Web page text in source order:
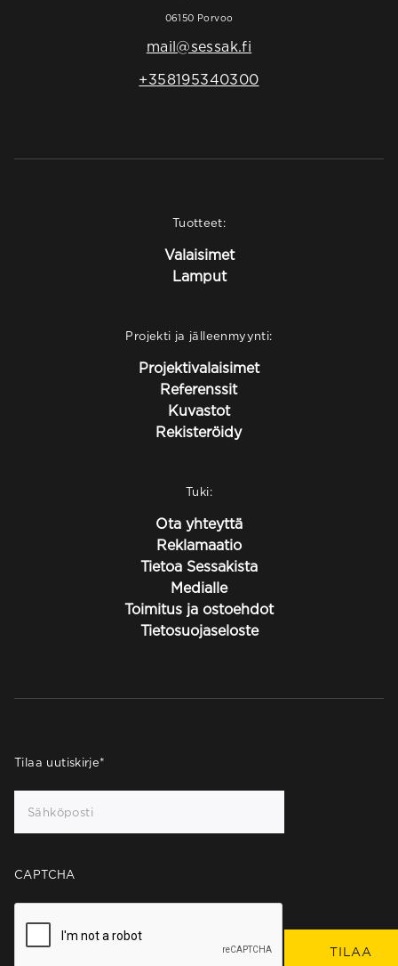
06150 Porvoo
mail@sessak.fi
+358195340300
Tuotteet:
Valaisimet
Lamput
Projekti ja jälleenmyynti:
Projektivalaisimet
Referenssit
Kuvastot
Rekisteröidy
Tuki:
Ota yhteyttä
Reklamaatio
Tietoa Sessakista
Medialle
Toimitus ja ostoehdot
Tietosuojaseloste
Tilaa uutiskirje*
CAPTCHA